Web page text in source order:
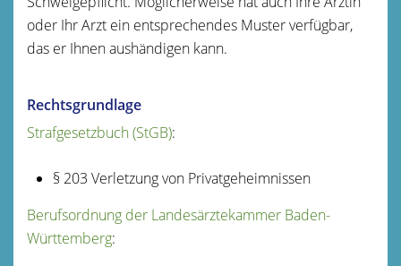
oder Ihr Arzt ein entsprechendes Muster verfügbar,
das er Ihnen aushändigen kann.
Rechtsgrundlage
Strafgesetzbuch (StGB):
§ 203 Verletzung von Privatgeheimnissen
Berufsordnung der Landesärztekammer Baden-
Württemberg: